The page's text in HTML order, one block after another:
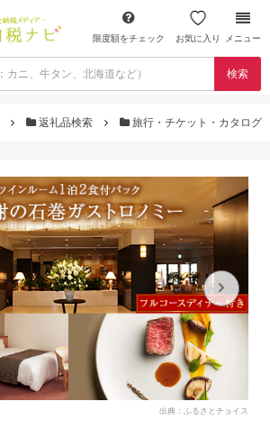
限度額をチェック お気に入り メニュー
検索
返礼品検索 旅行・チケット・カタログ
出典：ふるさとチョイス